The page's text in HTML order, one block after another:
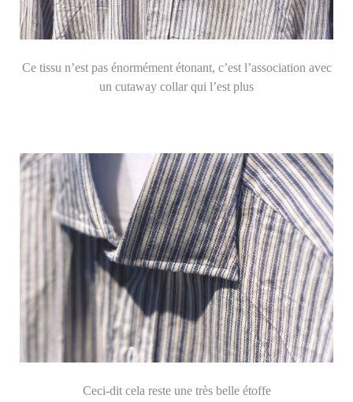
Ce tissu n’est pas énormément étonant, c’est l’association avec
un cutaway collar qui l’est plus
Ceci-dit cela reste une très belle étoffe